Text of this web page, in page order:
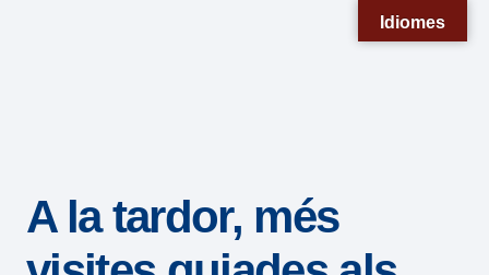
sistema
accesibilidad.
A la tardor, més
Idiomes